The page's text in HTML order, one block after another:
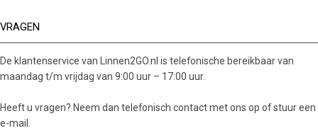
VRAGEN
De klantenservice van Linnen2GO.nl is telefonische bereikbaar van
maandag t/m vrijdag van 9:00 uur – 17:00 uur.
Heeft u vragen? Neem dan telefonisch contact met ons op of stuur een
e-mail.